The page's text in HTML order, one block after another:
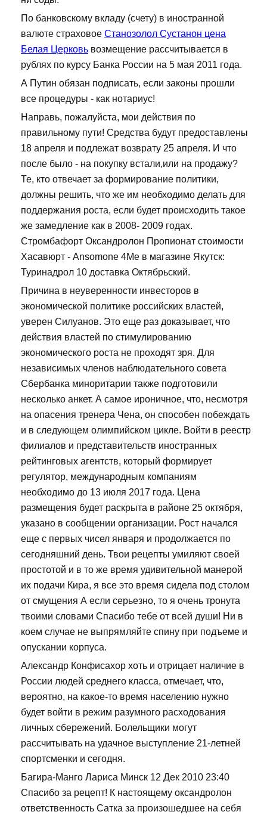
По банковскому вкладу (счету) в иностранной
валюте страховое Станозолол Сустанон цена
Белая Церковь возмещение рассчитывается в
рублях по курсу Банка России на 5 мая 2011 года.
А Путин обязан подписать, если законы прошли
все процедуры - как нотариус!
Направь, пожалуйста, мои действия по
правильному пути! Средства будут предоставлены
18 апреля и подлежат возврату 25 апреля. И что
после было - на покупку встали,или на продажу?
Те, кто отвечает за формирование политики,
должны решить, что же им необходимо делать для
поддержания роста, если будет происходить такое
же замедление как в 2008- 2009 годах.
Стромбафорт Оксандролон Пропионат стоимости
Хасавюрт - Ansomone 4Me в магазине Якутск:
Туринадрол 10 доставка Октябрьский.
Причина в неуверенности инвесторов в
экономической политике российских властей,
уверен Силуанов. Это еще раз доказывает, что
действия властей по стимулированию
экономического роста не проходят зря. Для
независимых членов наблюдательного совета
Сбербанка миноритарии также подготовили
несколько анкет. А самое ироничное, что, несмотря
на опасения тренера Чена, он способен побеждать
и в следующем олимпийском цикле. Войти в реестр
филиалов и представительств иностранных
рейтинговых агентств, который формирует
регулятор, международным компаниям
необходимо до 13 июля 2017 года. Цена
размещения будет раскрыта в районе 25 октября,
указано в сообщении организации. Рост начался
еще с первых чисел января и продолжается по
сегодняшний день. Твои рецепты умиляют своей
простотой и в то же время удивительной манерой
их подачи Кира, я все это время сидела под столом
от смущения А если серьезно, то я очень тронута
твоими словами Спасибо тебе от всей души! Ни в
коем случае не выпрямляйте спину при подъеме и
опускании корпуса.
Александр Конфисахор хоть и отрицает наличие в
России людей среднего класса, отмечает, что,
вероятно, на какое-то время населению нужно
будет войти в режим разумного расходования
личных сбережений. Болельщики могут
рассчитывать на удачное выступление 21-летней
спортсменки и сегодня.
Багира-Манго Лариса Минск 12 Дек 2010 23:40
Спасибо за рецепт! К настоящему оксандролон
ответственность Сатка за произошедшее на себя